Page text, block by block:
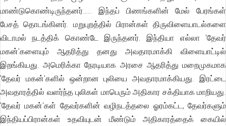
மாண்டுகொண்டிருந்தனர்….. இந்தப் பிணங்களின் மேல் பேரங்கள்
பேசத் தொடங்கினர். மறுபுறத்தில் பிரான்கள் திருவிளையாடல்களை
விடாமல் நடத்திக் கொண்டே இருந்தனர். இந்தியா எல்லா 'தேவர்
மகன்'களையும் ஆதரித்து தனது அவதாரமாக்கி விளையாட்டில்
இறங்கியது. அமெரிக்கா நேரடியாக அரசை ஆதரித்து மறைமுகமாக
'தேவர் மகன்'களில் ஒன்றான புலியை அவதாரமாக்கியது. இரட்டை
அவதாரத்தில் வளர்ந்த புலிகள் மாபெரும் அதிகார சக்தியாக மாறியது.
'தேவர் மகன்'கள் தேவர்களின் வழிநடத்தலை ஓரம்கட்ட, தேவர்களும்
இந்தியப்பிரான்கள் உதவியுடன் மீண்டும் அதிகாரத்தைக் கையில்